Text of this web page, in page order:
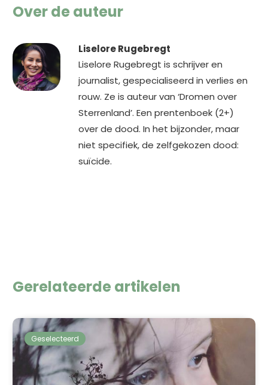
Over de auteur
Liselore Rugebregt
Liselore Rugebregt is schrijver en
journalist, gespecialiseerd in verlies en
rouw. Ze is auteur van ‘Dromen over
Sterrenland’. Een prentenboek (2+)
over de dood. In het bijzonder, maar
niet specifiek, de zelfgekozen dood:
suïcide.
Gerelateerde artikelen
Geselecteerd